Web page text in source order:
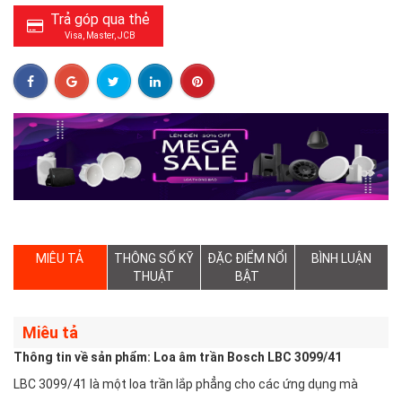
Trả góp qua thẻ
Visa, Master, JCB
MIÊU TẢ
THÔNG SỐ KỸ
THUẬT
ĐẶC ĐIỂM NỔI
BẬT
BÌNH LUẬN
Miêu tả
Thông tin về sản phẩm: Loa âm trần Bosch LBC 3099/41
LBC 3099/41 là một loa trần lắp phẳng cho các ứng dụng mà